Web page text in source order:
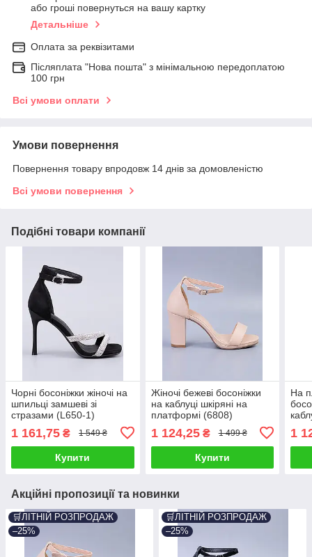
або гроші повернуться на вашу картку
Детальніше
Оплата за реквізитами
Післяплата "Нова пошта" з мінімальною передоплатою
100 грн
Всі умови оплати
Умови повернення
Повернення товару впродовж 14 днів за домовленістю
Всі умови повернення
Подібні товари компанії
Чорні босоніжки жіночі на
шпильці замшеві зі
стразами (L650-1)
1 161,75 ₴ 1 549 ₴
Купити
Жіночі бежеві босоніжки
на каблуці шкіряні на
платформі (6808)
1 124,25₴ 1 499 ₴
Купити
На
1
Акційні пропозиції та новинки
🛒ЛІТНІЙ РОЗПРОДАЖ
–25%
🛒ЛІТНІЙ РОЗПРОДАЖ
–25%